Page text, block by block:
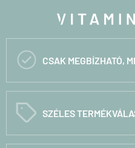
 CSAK MEGBÍZHATÓ,
C SZÉLES